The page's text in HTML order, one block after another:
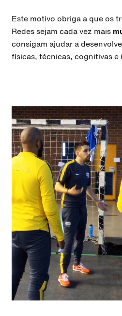
Este motivo obriga a que os
Redes sejam cada vez mais
consigam ajudar a
físicas, técnicas, cognitivas e